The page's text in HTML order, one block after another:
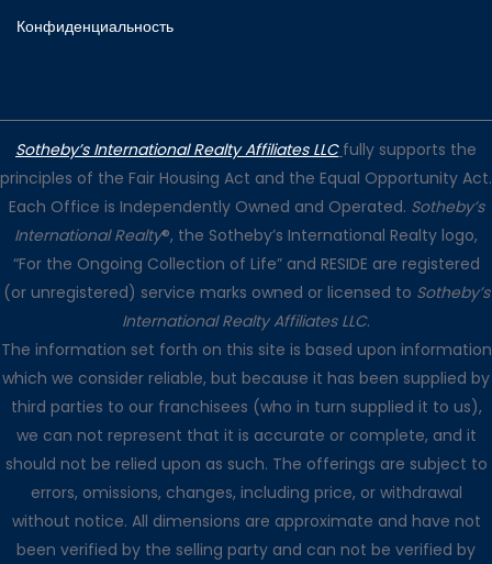
Конфиденциальность
Sotheby’s International Realty Affiliates LLC fully supports the
principles of the Fair Housing Act and the Equal Opportunity Act.
Each Office is Independently Owned and Operated. Sotheby’s
International Realty®, the Sotheby’s International Realty logo,
“For the Ongoing Collection of Life” and RESIDE are registered
(or unregistered) service marks owned or licensed to Sotheby’s
International Realty Affiliates LLC.
The information set forth on this site is based upon information
which we consider reliable, but because it has been supplied by
third parties to our franchisees (who in turn supplied it to us),
we can not represent that it is accurate or complete, and it
should not be relied upon as such. The offerings are subject to
errors, omissions, changes, including price, or withdrawal
without notice. All dimensions are approximate and have not
been verified by the selling party and can not be verified by